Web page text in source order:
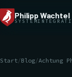
Philipp Wachtel
Start/Blog/Achtung